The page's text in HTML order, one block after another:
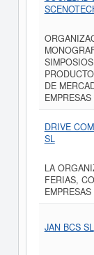
DE
DRIVE
SL
LA
FERIAS,
JAN BCS SL